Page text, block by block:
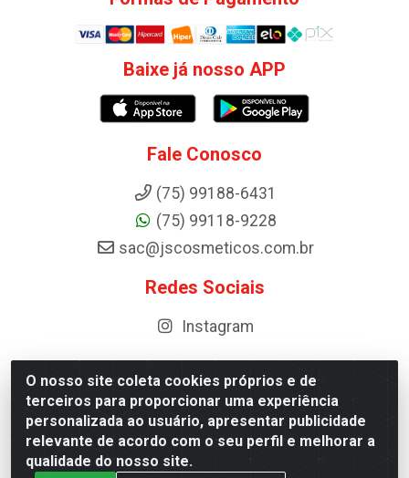
O nosso site coleta cookies próprios e de
terceiros para proporcionar uma experiência
personalizada ao usuário, apresentar publicidade
relevante de acordo com o seu perfil e melhorar a
qualidade do nosso site.
Baixe já nosso APP
Fale Conosco
(75) 99188-6431
(75) 99118-9228
sac@jscosmeticos.com.br
Redes Sociais
Instagram
Distribuidora de Cosméticos Antoneto LTDA - BA-052,
km 87 - Industrial, Ipirá - BA, 44600-000 - CNPJ
10.984.107/0001-75